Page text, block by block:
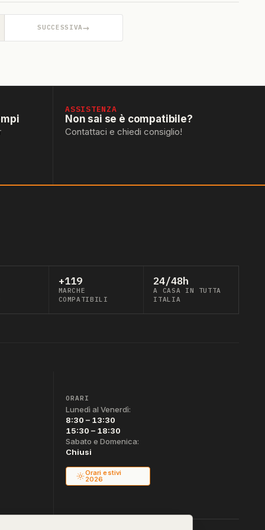
SUCCESSIVA→
ASSISTENZA
Non sai se è compatibile?
Contattaci e chiedi consiglio!
+119
MARCHE
COMPATIBILI
24/48h
A CASA IN TUTTA
ITALIA
ORARI
Lunedì al Venerdì:
8:30 – 13:30
15:30 – 18:30
Sabato e Domenica:
Chiusi
Orari estivi
2026